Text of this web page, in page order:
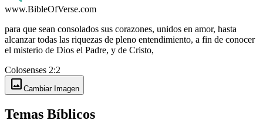
www.BibleOfVerse.com
para que sean consolados sus corazones, unidos en amor, hasta
alcanzar todas las riquezas de pleno entendimiento, a fin de conocer
el misterio de Dios el Padre, y de Cristo,
Colosenses 2:2
image Cambiar Imagen
Temas Bíblicos